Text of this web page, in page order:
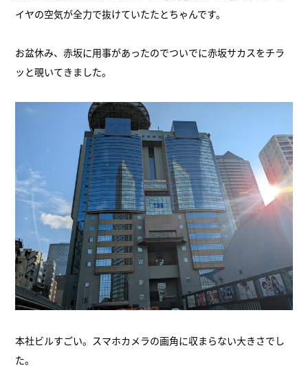
イヤの空気が全力で抜けていたたとちゃんです。
お盆休み、赤坂に用事があったのでついでに赤坂サカスをチラ
ッと覗いてきました。
本社ビルすごい。スマホカメラの画角に収まらない大きさでし
た。